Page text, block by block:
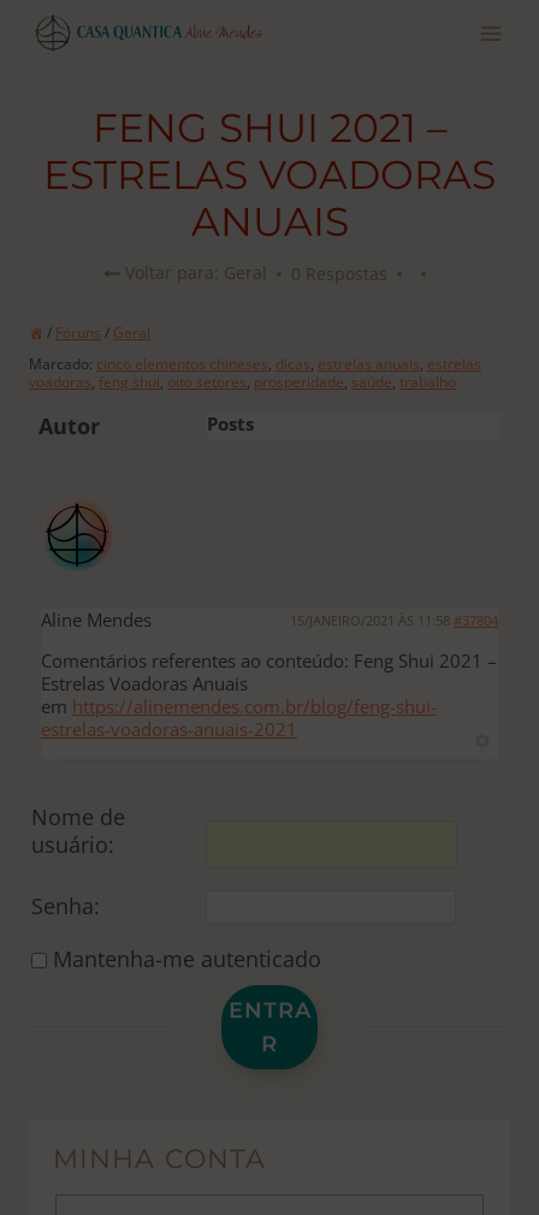
Pular
para
FENG SHUI 2021 –
ESTRELAS VOADORAS
ANUAIS
Voltar para: Geral 0 Respostas
/ Fóruns / Geral
Marcado: cinco elementos chineses, dicas, estrelas anuais, estrelas
voadoras, feng shui, oito setores, prosperidade, saúde, trabalho
Autor Posts
Aline Mendes 15/JANEIRO/2021 ÀS 11:58 #37804
Comentários referentes ao conteúdo: Feng Shui 2021 –
Estrelas Voadoras Anuais
em https://alinemendes.com.br/blog/feng-shui-
estrelas-voadoras-anuais-2021
Nome de
usuário:
Senha:
Mantenha-me autenticado
ENTRA
R
MINHA CONTA